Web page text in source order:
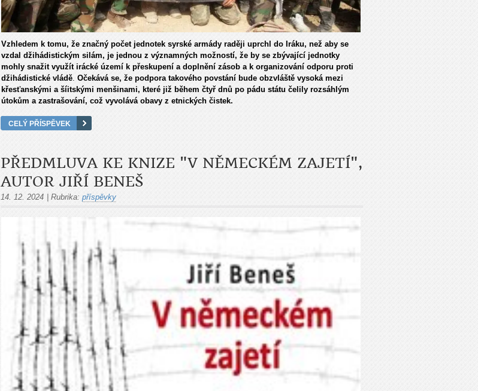
Vzhledem k tomu, že značný počet jednotek syrské armády raději uprchl do Iráku, než aby se
vzdal džihádistickým silám, je jednou z významných možností, že by se zbývající jednotky
mohly snažit využít irácké území k přeskupení a doplnění zásob a k organizování odporu proti
džihádistické vládě. Očekává se, že podpora takového povstání bude obzvláště vysoká mezi
křesťanskými a šíitskými menšinami, které již během čtyř dnů po pádu státu čelily rozsáhlým
útokům a zastrašování, což vyvolává obavy z etnických čistek.
CELÝ PŘÍSPĚVEK
PŘEDMLUVA KE KNIZE "V NĚMECKÉM ZAJETÍ",
AUTOR JIŘÍ BENEŠ
14. 12. 2024 Rubrika: příspěvky